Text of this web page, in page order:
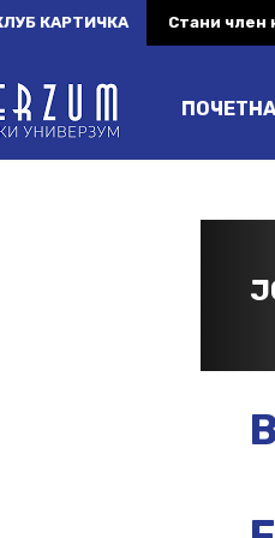
КАРТИЧКА Стани член
ПОЧЕТНА